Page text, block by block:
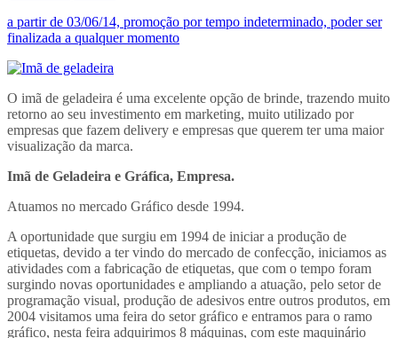
a partir de 03/06/14, promoção por tempo indeterminado, poder ser
finalizada a qualquer momento
O imã de geladeira é uma excelente opção de brinde, trazendo muito
retorno ao seu investimento em marketing, muito utilizado por
empresas que fazem delivery e empresas que querem ter uma maior
visualização da marca.
Imã de Geladeira e Gráfica, Empresa.
Atuamos no mercado Gráfico desde 1994.
A oportunidade que surgiu em 1994 de iniciar a produção de
etiquetas, devido a ter vindo do mercado de confecção, iniciamos as
atividades com a fabricação de etiquetas, que com o tempo foram
surgindo novas oportunidades e ampliando a atuação, pelo setor de
programação visual, produção de adesivos entre outros produtos, em
2004 visitamos uma feira do setor gráfico e entramos para o ramo
gráfico, nesta feira adquirimos 8 máquinas, com este maquinário